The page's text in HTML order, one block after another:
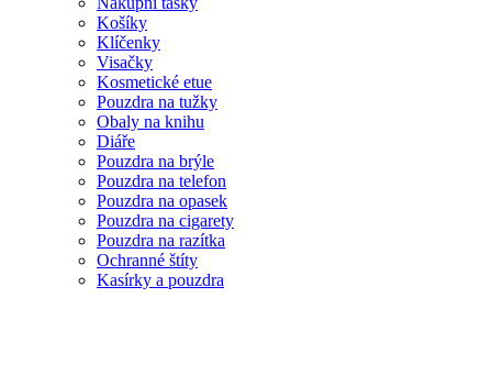
Košíky
Klíčenky
Visačky
Kosmetické etue
Pouzdra na tužky
Obaly na knihu
Diáře
Pouzdra na brýle
Pouzdra na telefon
Pouzdra na opasek
Pouzdra na cigarety
Pouzdra na razítka
Ochranné štíty
Kasírky a pouzdra